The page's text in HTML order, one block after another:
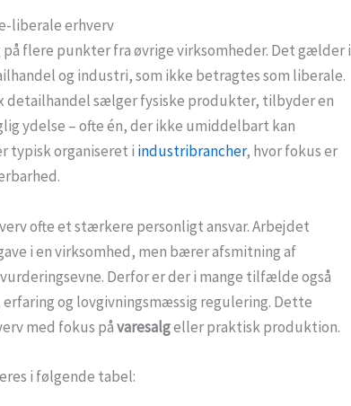
liberale erhverv
flere punkter fra øvrige virksomheder. Det gælder i
og industri, som ikke betragtes som liberale.
detailhandel sælger fysiske produkter, tilbyder en
ydelse – ofte én, der ikke umiddelbart kan
typisk organiseret i industribrancher, hvor fokus er
ofte et stærkere personligt ansvar. Arbejdet
i en virksomhed, men bærer afsmitning af
Derfor er der i mange tilfælde også
og lovgivningsmæssig regulering. Dette
med fokus påvaresalgeller praktisk produktion.
i følgende tabel: